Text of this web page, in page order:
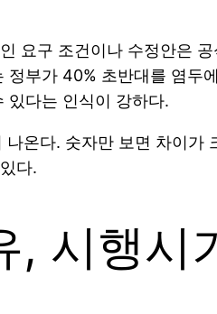
요구 조건이나 수정안은
부가 40% 초반대를 염
있다는 인식이 강하다.
온다. 숫자만 보면 차이가
다.
, 시행시